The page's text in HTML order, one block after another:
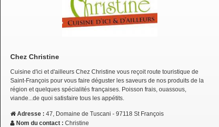
Chez Christine
Cuisine d'ici et d'ailleurs Chez Christine vous reçoit route touristique de
Saint-François pour vous faire déguster les saveurs de nos produits de la
région et quelques spécialités françaises. Poisson frais, ouassous,
viande...de quoi satisfaire tous les appétits.
Adresse : 47, Domaine de Tuscani - 97118 St François
Nom du contact : Christine